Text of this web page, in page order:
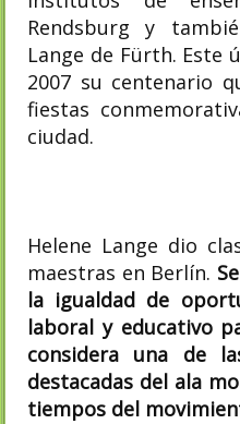
Rendsburg y
Lange de Fürth. Este
2007 su centenario
fiestas
ciudad.
Helene Lange dio
maestras en Berlín.
la igualdad de
laboral y educativo
considera una de
destacadas del ala
tiempos del